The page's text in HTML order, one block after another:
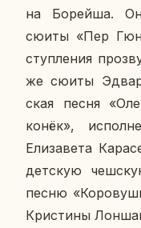
на Бо­рей­ша.
сюиты «Пер
ступ­ле­ния
же сюиты
ская песня
конёк»,
Ели­за­ве­та
дет­скую
песню
Кри­сти­ны